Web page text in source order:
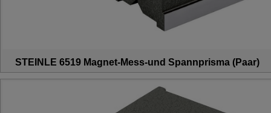
STEINLE 6519 Magnet-Mess-und Spannprisma (Paar)